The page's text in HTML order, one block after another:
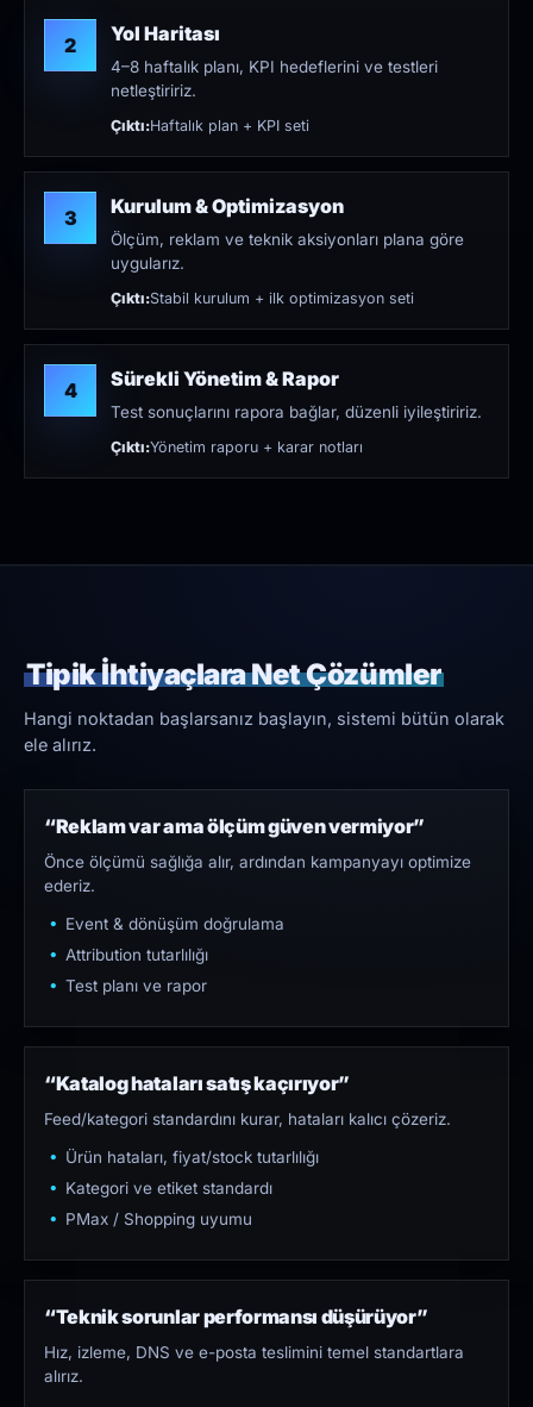
2 Yol Haritası
4–8 haftalık planı, KPI hedeflerini ve testleri
netleştiririz.
Çıktı:Haftalık plan + KPI seti
3 Kurulum & Optimizasyon
Ölçüm, reklam ve teknik aksiyonları plana göre
uygularız.
Çıktı:Stabil kurulum + ilk optimizasyon seti
4 Sürekli Yönetim & Rapor
Test sonuçlarını rapora bağlar, düzenli iyileştiririz.
Çıktı:Yönetim raporu + karar notları
Tipik İhtiyaçlara Net Çözümler
Hangi noktadan başlarsanız başlayın, sistemi bütün olarak
ele alırız.
“Reklam var ama ölçüm güven vermiyor”
Önce ölçümü sağlığa alır, ardından kampanyayı optimize
ederiz.
Event & dönüşüm doğrulama
Attribution tutarlılığı
Test planı ve rapor
“Katalog hataları satış kaçırıyor”
Feed/kategori standardını kurar, hataları kalıcı çözeriz.
Ürün hataları, fiyat/stock tutarlılığı
Kategori ve etiket standardı
PMax / Shopping uyumu
“Teknik sorunlar performansı düşürüyor”
Hız, izleme, DNS ve e-posta teslimini temel standartlara
alırız.